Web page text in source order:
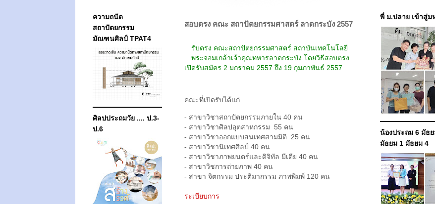
สอบตรง คณะ สถาปัตยกรรมศาสตร์ ลาดกระบัง 2557
รับตรง คณะสถาปัตยกรรมศาสตร์ สถาบันเทคโนโลยี
พระจอมเกล้าเจ้าคุณทหารลาดกระบัง โดยวิธีสอบตรง
เปิดรับสมัคร 2 มกราคม 2557 ถึง 19 กุมภาพันธ์ 2557
คณะที่เปิดรับได้แก่
- สาขาวิชาสถาปัตยกรรมภายใน 40 คน
- สาขาวิชาศิลปอุตสาหกรรม 55 คน
- สาขาวิชาออกแบบสนเทศสามมิติ 25 คน
- สาขาวิชานิเทศศิลป์ 40 คน
- สาขาวิชาภาพยนตร์และดิจิทัล มีเดีย 40 คน
- สาขาวิชการถ่ายภาพ 40 คน
- สาขา จิตกรรม ประติมากรรม ภาพพิมพ์ 120 คน
ระเบียบการ
ความถนัด
สถาปัตยกรรม
มัณฑนศิลป์ TPAT4
ศิลปประถมวัย .... ป.3-
ป.6
พี่ ม.ปลาย เข้าสู่ม
น้องประถม 6 มัธย
มัธยม 1 มัธยม 4